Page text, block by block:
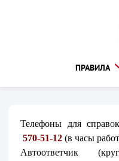
ПРАВИЛА
Телефоны для
570-51-12 (в часы
Автоответчик